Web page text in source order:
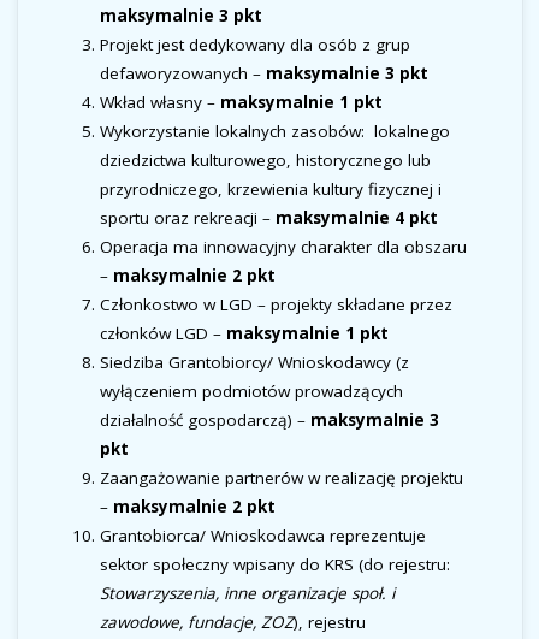
maksymalnie 3 pkt
Projekt jest dedykowany dla osób z grup
defaworyzowanych – maksymalnie 3 pkt
Wkład własny – maksymalnie 1 pkt
Wykorzystanie lokalnych zasobów: lokalnego
dziedzictwa kulturowego, historycznego lub
przyrodniczego, krzewienia kultury fizycznej i
sportu oraz rekreacji – maksymalnie 4 pkt
Operacja ma innowacyjny charakter dla obszaru
– maksymalnie 2 pkt
Członkostwo w LGD – projekty składane przez
członków LGD – maksymalnie 1 pkt
Siedziba Grantobiorcy/ Wnioskodawcy (z
wyłączeniem podmiotów prowadzących
działalność gospodarczą) – maksymalnie 3
pkt
Zaangażowanie partnerów w realizację projektu
– maksymalnie 2 pkt
Grantobiorca/ Wnioskodawca reprezentuje
sektor społeczny wpisany do KRS (do rejestru:
Stowarzyszenia, inne organizacje społ. i
zawodowe, fundacje, ZOZ), rejestru